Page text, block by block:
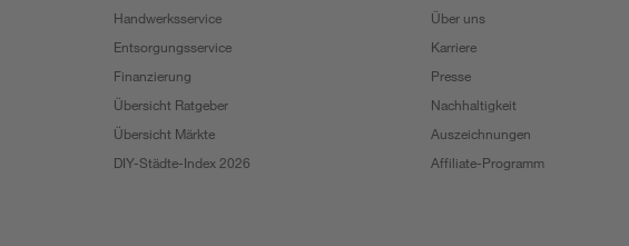
Handwerksservice
Entsorgungsservice
Finanzierung
Übersicht Ratgeber
Übersicht Märkte
DIY-Städte-Index 2026
Über uns
Karriere
Presse
Nachhaltigkeit
Auszeichnungen
Affiliate-Programm